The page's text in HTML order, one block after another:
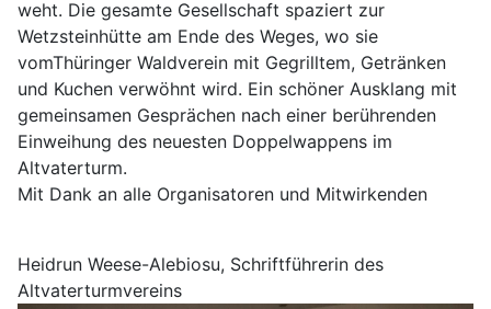
weht. Die gesamte Gesellschaft spaziert zur
Wetzsteinhütte am Ende des Weges, wo sie
vomThüringer Waldverein mit Gegrilltem, Getränken
und Kuchen verwöhnt wird. Ein schöner Ausklang mit
gemeinsamen Gesprächen nach einer berührenden
Einweihung des neuesten Doppelwappens im
Altvaterturm.
Mit Dank an alle Organisatoren und Mitwirkenden
Heidrun Weese-Alebiosu, Schriftführerin des
Altvaterturmvereins